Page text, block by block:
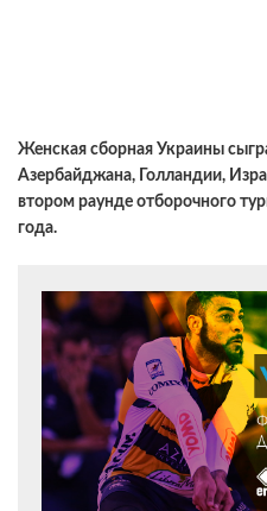
Женская сборная Украины
Азербайджана, Голландии,
втором раунде отборочного
года.